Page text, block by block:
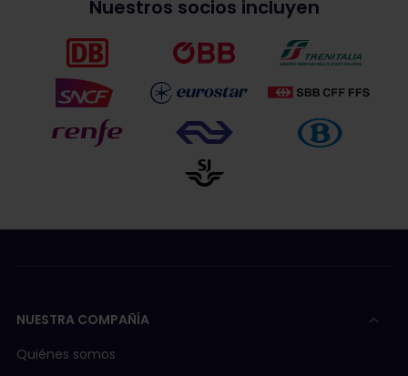
Nuestros socios incluyen
NUESTRA COMPAÑÍA
Quiénes somos